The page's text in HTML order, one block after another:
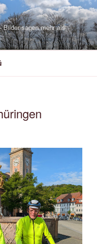
Bilder sagen mehr als